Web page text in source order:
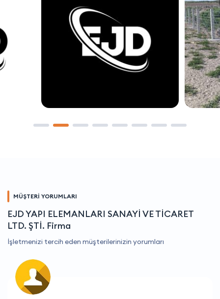
MÜŞTERİ YORUMLARI
EJD YAPI ELEMANLARI SANAYİ VE TİCARET
LTD. ŞTİ. Firma
İşletmenizi tercih eden müşterilerinizin yorumları